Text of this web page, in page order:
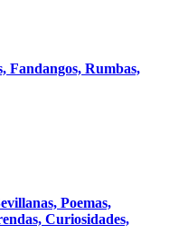
Fandangos, Rumbas,
Poemas,
Curiosidades,